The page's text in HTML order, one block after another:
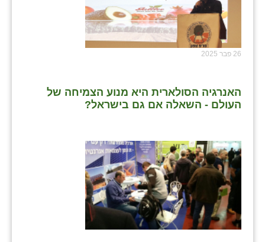
26 פבר 2025
האנרגיה הסולארית היא מנוע הצמיחה של
העולם - השאלה אם גם בישראל?